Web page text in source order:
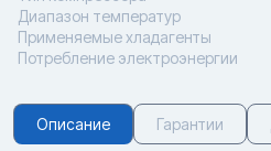
Диапазон температур
Применяемые хладагенты
Потребление электроэнергии
Описание Гарантии